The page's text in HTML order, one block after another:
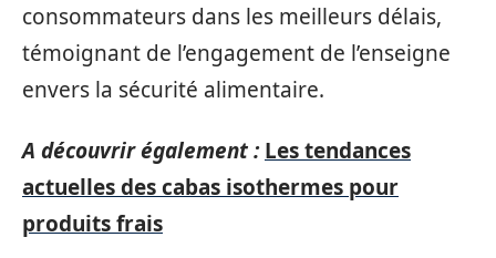
consommateurs dans les meilleurs délais,
témoignant de l’engagement de l’enseigne
envers la sécurité alimentaire.
A découvrir également : Les tendances
actuelles des cabas isothermes pour
produits frais